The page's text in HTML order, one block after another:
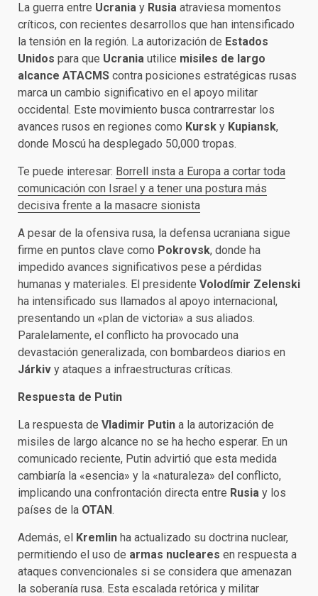
La guerra entre Ucrania y Rusia atraviesa momentos
críticos, con recientes desarrollos que han intensificado
la tensión en la región. La autorización de Estados
Unidos para que Ucrania utilice misiles de largo
alcance ATACMS contra posiciones estratégicas rusas
marca un cambio significativo en el apoyo militar
occidental. Este movimiento busca contrarrestar los
avances rusos en regiones como Kursk y Kupiansk,
donde Moscú ha desplegado 50,000 tropas.
Te puede interesar: Borrell insta a Europa a cortar toda
comunicación con Israel y a tener una postura más
decisiva frente a la masacre sionista
A pesar de la ofensiva rusa, la defensa ucraniana sigue
firme en puntos clave como Pokrovsk, donde ha
impedido avances significativos pese a pérdidas
humanas y materiales. El presidente Volodímir Zelenski
ha intensificado sus llamados al apoyo internacional,
presentando un «plan de victoria» a sus aliados.
Paralelamente, el conflicto ha provocado una
devastación generalizada, con bombardeos diarios en
Járkiv y ataques a infraestructuras críticas.
Respuesta de Putin
La respuesta de Vladimir Putin a la autorización de
misiles de largo alcance no se ha hecho esperar. En un
comunicado reciente, Putin advirtió que esta medida
cambiaría la «esencia» y la «naturaleza» del conflicto,
implicando una confrontación directa entre Rusia y los
países de la OTAN.
Además, el Kremlin ha actualizado su doctrina nuclear,
permitiendo el uso de armas nucleares en respuesta a
ataques convencionales si se considera que amenazan
la soberanía rusa. Esta escalada retórica y militar